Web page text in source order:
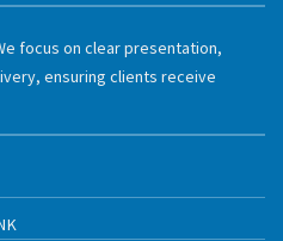
focus on clear presentation,
ensuring clients receive